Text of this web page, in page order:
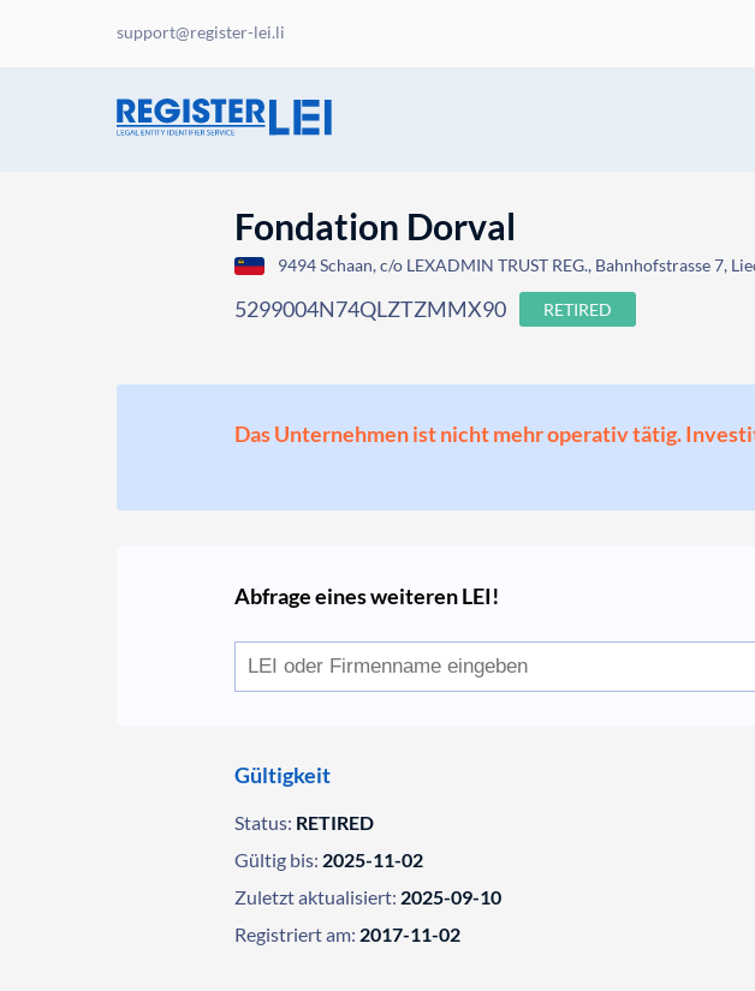
support@register-lei.li
Fondation Dorval
9494 Schaan, c/o LEXADMIN TRUST REG., Bahnhofstrasse 7,
5299004N74QLZTZMMX90 RETIRED
Das Unternehmen ist nicht mehr operativ tätig.
Abfrage eines weiteren LEI!
Gültigkeit
Status: RETIRED
Gültig bis: 2025-11-02
Zuletzt aktualisiert: 2025-09-10
Registriert am: 2017-11-02